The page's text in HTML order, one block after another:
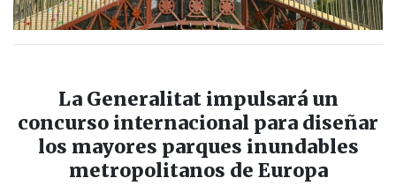
La Generalitat impulsará un
concurso internacional para diseñar
los mayores parques inundables
metropolitanos de Europa